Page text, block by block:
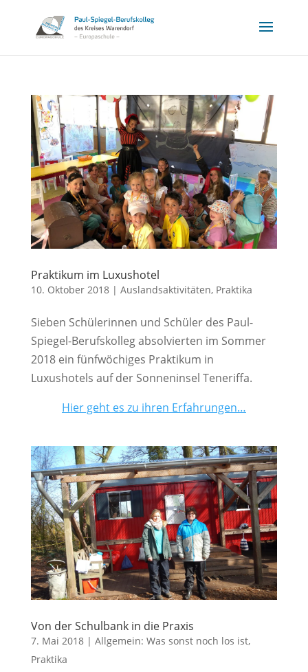
Praktikum im Luxushotel
10. Oktober 2018| Auslandsaktivitäten, Praktika
Sieben Schülerinnen und Schüler des Paul-
Spiegel-Berufskolleg absolvierten im Sommer
2018 ein fünfwöchiges Praktikum in
Luxushotels auf der Sonneninsel Teneriffa.
Hier geht es zu ihren Erfahrungen…
Von der Schulbank in die Praxis
7. Mai 2018| Allgemein: Was sonst noch los ist,
Praktika